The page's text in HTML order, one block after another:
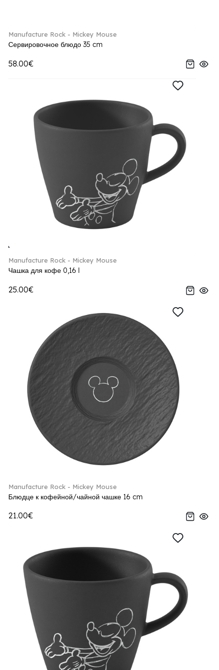
Manufacture Rock - Mickey Mouse
Сервировочное блюдо 35 cm
58.00€
Manufacture Rock - Mickey Mouse
Чашка для кофе 0,16 l
25.00€
Manufacture Rock - Mickey Mouse
Блюдце к кофейной/чайной чашке 16 cm
21.00€